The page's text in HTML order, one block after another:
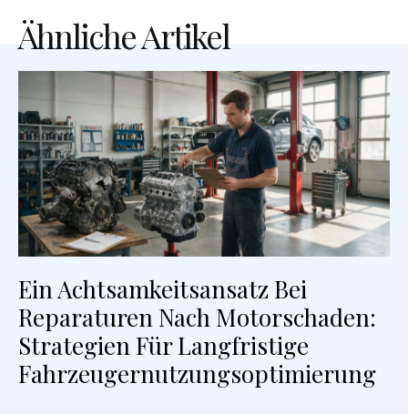
Ähnliche Artikel
Ein Achtsamkeitsansatz Bei
Reparaturen Nach Motorschaden:
Strategien Für Langfristige
Fahrzeugernutzungsoptimierung